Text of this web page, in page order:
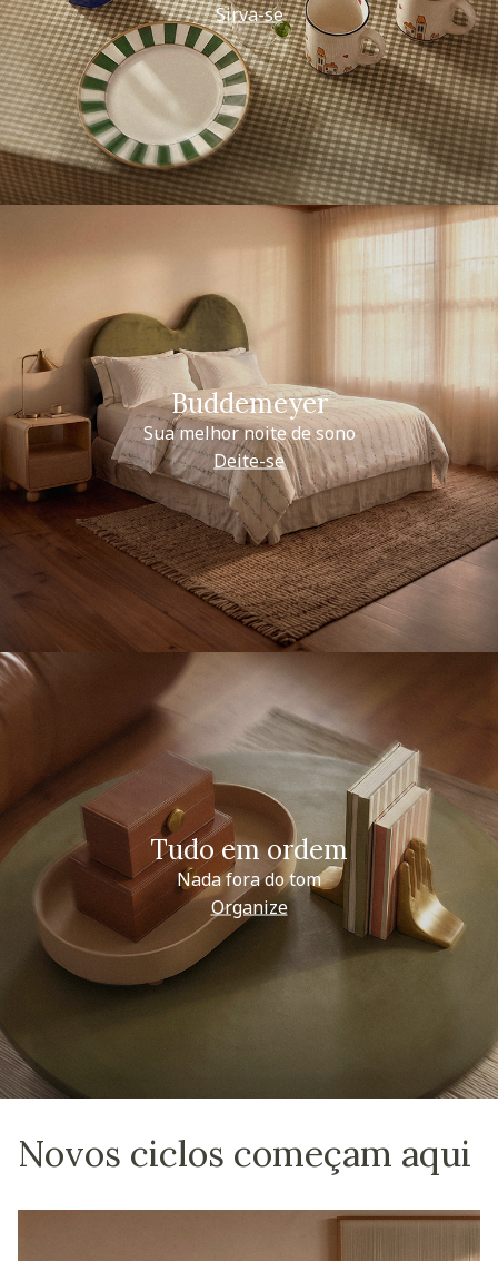
Sirva-se
Buddemeyer
Sua melhor noite de sono
Deite-se
Tudo em ordem
Nada fora do tom
Organize
Novos ciclos começam aqui